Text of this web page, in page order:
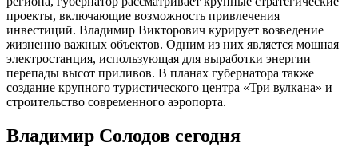
проекты, включающие возможность привлечения
инвестиций. Владимир Викторович курирует возведение
жизненно важных объектов. Одним из них является мощная
электростанция, использующая для выработки энергии
перепады высот приливов. В планах губернатора также
создание крупного туристического центра «Три вулкана» и
строительство современного аэропорта.
Владимир Солодов сегодня